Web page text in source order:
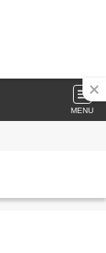
MENU